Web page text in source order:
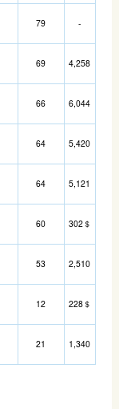
79 -
69 4,258
66 6,044
64 5,420
64 5,121
60 302＄
53 2,510
12 228＄
21 1,340